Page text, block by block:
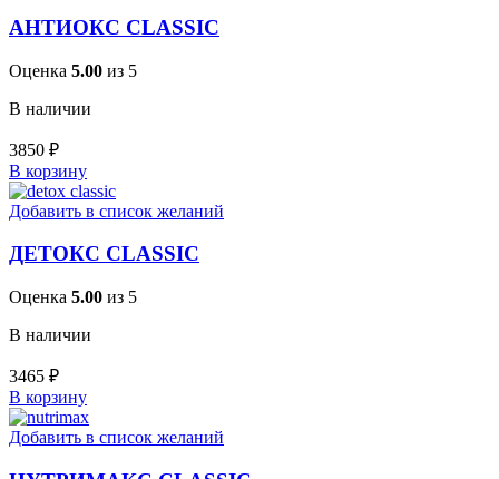
АНТИОКС CLASSIC
Оценка 5.00 из 5
В наличии
3850 ₽
В корзину
Добавить в список желаний
ДЕТОКС CLASSIC
Оценка 5.00 из 5
В наличии
3465 ₽
В корзину
Добавить в список желаний